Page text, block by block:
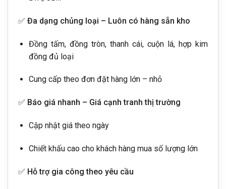
✅ Đa dạng chủng loại – Luôn có hàng sẵn kho
Đồng tấm, đồng tròn, thanh cái, cuộn lá, hợp kim
đồng đủ loại
Cung cấp theo đơn đặt hàng lớn – nhỏ
✅ Báo giá nhanh – Giá cạnh tranh thị trường
Cập nhật giá theo ngày
Chiết khấu cao cho khách hàng mua số lượng lớn
✅ Hỗ trợ gia công theo yêu cầu